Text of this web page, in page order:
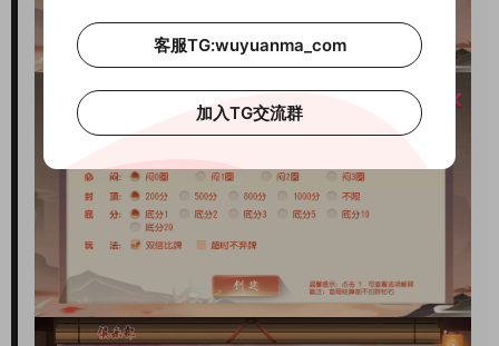
客服TG:wuyuanma_com
加入TG交流群